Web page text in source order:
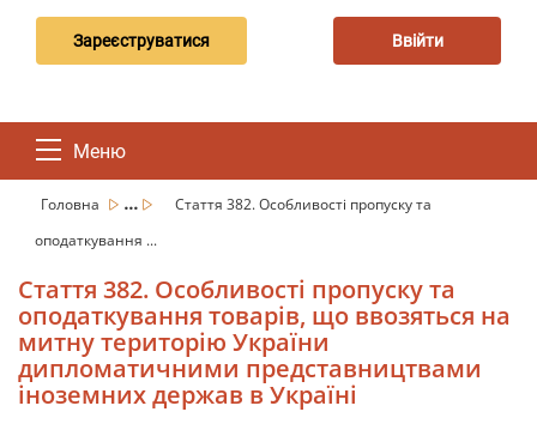
Зареєструватися Ввійти
Меню
Головна ...
Стаття 382. Особливості пропуску та
оподаткування ...
Стаття 382. Особливості пропуску та
оподаткування товарів, що ввозяться на
митну територію України
дипломатичними представництвами
іноземних держав в Україні